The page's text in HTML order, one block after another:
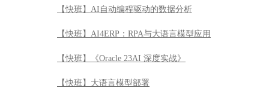
【快班】AI自动编程驱动的数据分析
【快班】AI4ERP：RPA与大语言模型应用
【快班】《Oracle 23AI 深度实战》
【快班】大语言模型部署